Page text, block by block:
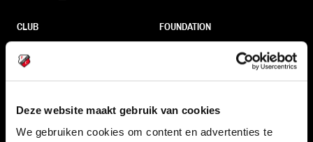
Deze website maakt gebruik van cookies
We gebruiken cookies om content en advertenties te
CLUB
STADION
FOUNDATION